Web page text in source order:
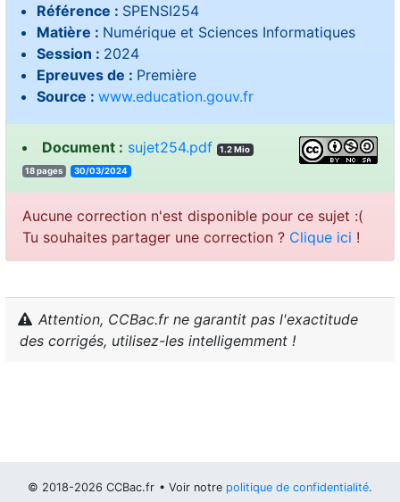
Référence : SPENSI254
Matière : Numérique et Sciences Informatiques
Session : 2024
Epreuves de : Première
Source : www.education.gouv.fr
Document : sujet254.pdf 1.2 Mio
18 pages 30/03/2024
Aucune correction n'est disponible pour ce sujet :(
Tu souhaites partager une correction ? Clique ici !
Attention, CCBac.fr ne garantit pas l'exactitude
des corrigés, utilisez-les intelligemment !
© 2018-2026 CCBac.fr • Voir notre politique de confidentialité.